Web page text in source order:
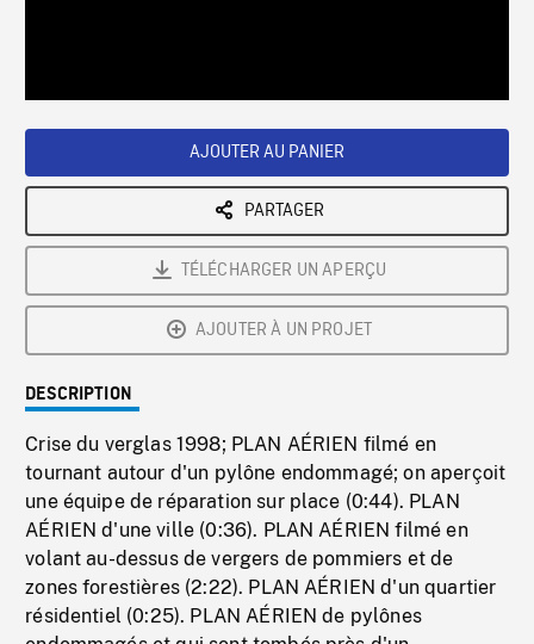
AJOUTER AU PANIER
PARTAGER
TÉLÉCHARGER UN APERÇU
AJOUTER À UN PROJET
DESCRIPTION
Crise du verglas 1998; PLAN AÉRIEN filmé en
tournant autour d'un pylône endommagé; on aperçoit
une équipe de réparation sur place (0:44). PLAN
AÉRIEN d'une ville (0:36). PLAN AÉRIEN filmé en
volant au-dessus de vergers de pommiers et de
zones forestières (2:22). PLAN AÉRIEN d'un quartier
résidentiel (0:25). PLAN AÉRIEN de pylônes